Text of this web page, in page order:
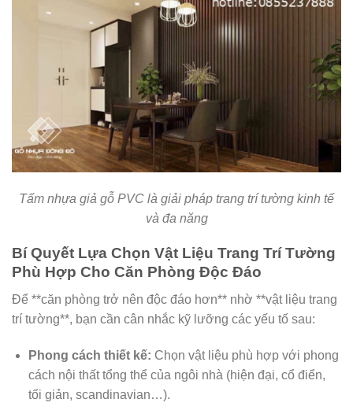
Tấm nhựa giả gỗ PVC là giải pháp trang trí tường kinh tế
và đa năng
Bí Quyết Lựa Chọn Vật Liệu Trang Trí Tường
Phù Hợp Cho Căn Phòng Độc Đáo
Để **căn phòng trở nên độc đáo hơn** nhờ **vật liệu trang
trí tường**, bạn cần cân nhắc kỹ lưỡng các yếu tố sau:
Phong cách thiết kế: Chọn vật liệu phù hợp với phong
cách nội thất tổng thể của ngôi nhà (hiện đại, cổ điển,
tối giản, scandinavian…).